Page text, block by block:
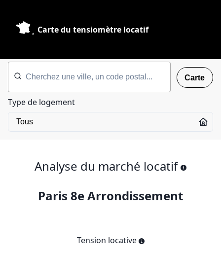
Carte du tensiomètre locatif
Carte
Type de logement
Analyse du marché locatif
Paris 8e Arrondissement
Tension locative